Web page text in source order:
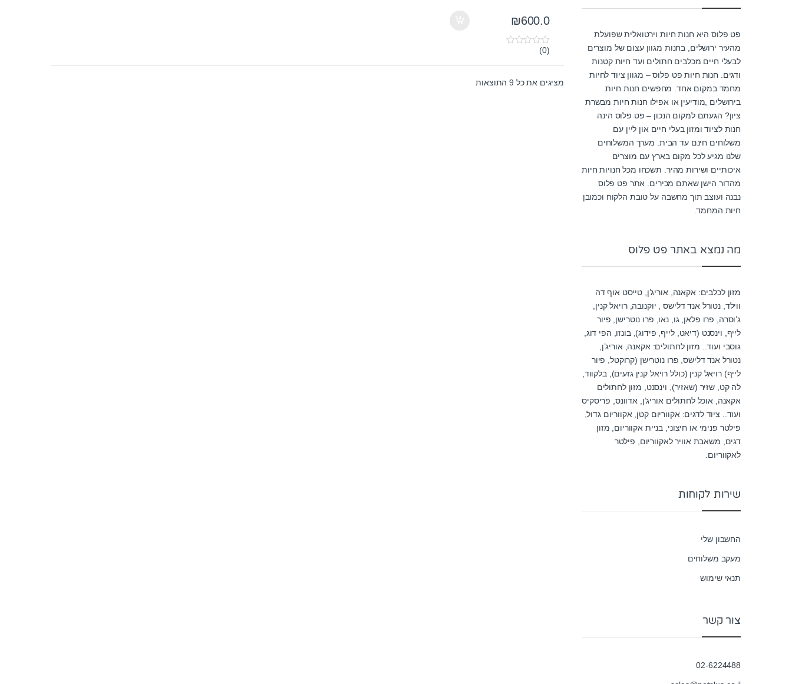
₪600.0
0
u
o
(0)
מציגים את כל ⁦9⁩ התוצאות
פט פלוס היא חנות חיות וירטואלית שפועלת
מהעיר ירושלים, בחנות מגוון עצום של מוצרים
לבעלי חיים מכלבים חתולים ועד חיות קטנות
ודגים. חנות חיות פט פלוס – מגוון ציוד לחיות
מחמד במקום אחד. מחפשים חנות חיות
בירושלים ,מודיעין או אפילו חנות חיות מבשרת
ציון? הגעתם למקום הנכון – פט פלוס הינה
חנות לציוד ומזון בעלי חיים און ליין עם
משלוחים חינם עד הבית. מערך המשלוחים
שלנו מגיע לכל מקום בארץ עם מוצרים
איכותיים ושירות מהיר. תשכחו מכל חנויות חיות
מהדור הישן שאתם מכירים. אתר פט פלוס
נבנה ועוצב תוך מחשבה על טובת הלקוח וכמובן
חיות המחמד.
מה נמצא באתר פט פלוס
מזון לכלבים: אקאנה, אוריג’ן, טייסט אוף דה
ווילד, נטורל אנד דלישס , יוקנובה, רויאל קנין,
ג’וסרה, פרו פלאן, גו, נאו, פרו נוטרישן, פיור
לייף, וינסנט (דיאט, לייף, פידוג), בונזו, הפי דוג,
גוסבי ועוד.. מזון לחתולים: אקאנה, אוריג’ן,
נטורל אנד דלישס, פרו נוטרישן (קרוקטל, פיור
לייף) רויאל קנין (כולל רויאל קנין גזעים), בלקווד,
לה קט, שזיר (שאזיר), וינסנט, מזון לחתולים
אקאנה, אוכל לחתולים אוריג’ן, אדוונס, פריסקיס
ועוד.. ציוד לדגים: אקווריום קטן, אקווריום גדול,
פילטר פנימי או חיצוני, בניית אקווריום, מזון
דגים, משאבת אוויר לאקווריום, פילטר
לאקווריום.
שירות לקוחות
החשבון שלי
מעקב משלוחים
תנאי שימוש
צור קשר
02-6224488